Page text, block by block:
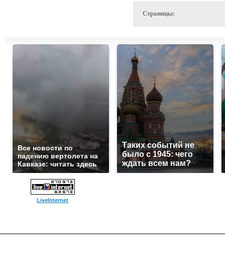
Страницы:
Все новости по
падению вертолета на
Кавказе: читать здесь
Таких событий не
было с 1945: чего
ждать всем нам?
LiveInternet